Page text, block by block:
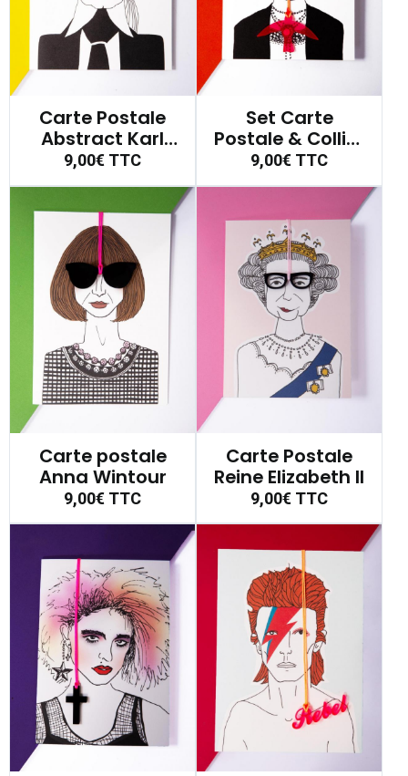
Carte Postale
Abstract Karl
Lagerfeld
9,00€TTC
Set Carte
Postale & Collier
Frida
9,00€TTC
Carte postale
Anna Wintour
9,00€TTC
Carte Postale
Reine Elizabeth II
9,00€TTC